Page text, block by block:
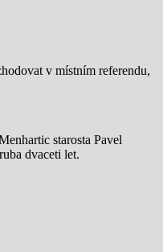
v místním referendu,
starosta Pavel
dvaceti let.